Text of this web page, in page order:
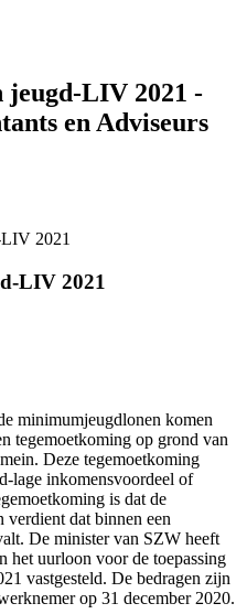
jeugd-LIV 2021 -
en Adviseurs
2021
LIV 2021
minimumjeugdlonen komen
tegemoetkoming op grond van
Deze tegemoetkoming
lage inkomensvoordeel of
is dat de
dat binnen een
De minister van SZW heeft
het uurloon voor de toepassing
vastgesteld. De bedragen zijn
op 31 december 2020.